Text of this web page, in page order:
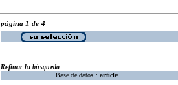
página 1 de 4
Refinar la búsqueda
Base de datos : article